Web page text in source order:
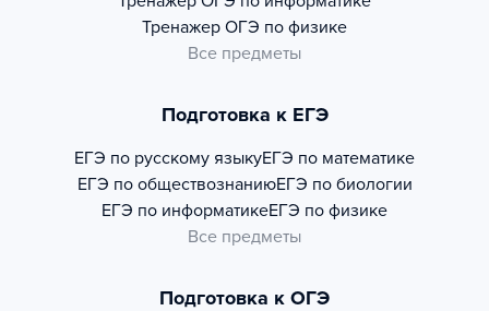
Тренажер ОГЭ по физике
Все предметы
Подготовка к ЕГЭ
ЕГЭ по русскому языкуЕГЭ по математике
ЕГЭ по обществознаниюЕГЭ по биологии
ЕГЭ по информатикеЕГЭ по физике
Все предметы
Подготовка к ОГЭ